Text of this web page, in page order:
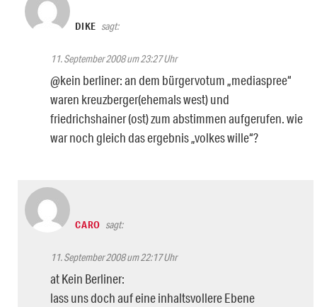
DIKE sagt:
11. September 2008 um 23:27 Uhr
@kein berliner: an dem bürgervotum „mediaspree“
waren kreuzberger(ehemals west) und
friedrichshainer (ost) zum abstimmen aufgerufen. wie
war noch gleich das ergebnis „volkes wille“?
CARO sagt:
11. September 2008 um 22:17 Uhr
at Kein Berliner:
lass uns doch auf eine inhaltsvollere Ebene